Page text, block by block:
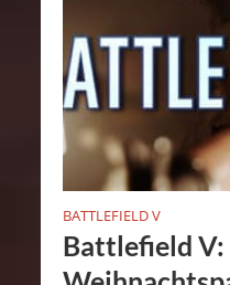
BATTLEFIELD V
Battlefield V: